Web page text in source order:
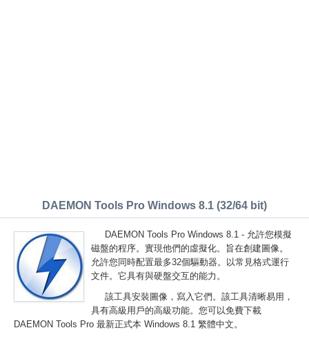
DAEMON Tools Pro Windows 8.1 (32/64 bit)
DAEMON Tools Pro Windows 8.1 - 允許您模擬
磁盤的程序。實現他們的虛擬化。旨在創建圖像。
允許您同時配置最多32個驅動器。以常見格式運行
文件。它具有與硬盤交互的能力。
該工具安裝圖像，寫入它們。該工具清晰易用，
具有高級用戶的高級功能。您可以免費下載
DAEMON Tools Pro 最新正式本 Windows 8.1 繁體中文。